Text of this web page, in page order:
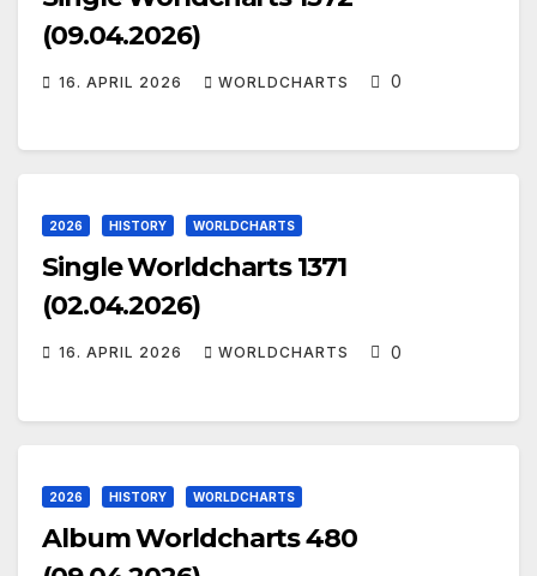
(09.04.2026)
16. APRIL 2026 WORLDCHARTS 0
2026 HISTORY WORLDCHARTS
Single Worldcharts 1371
(02.04.2026)
16. APRIL 2026 WORLDCHARTS 0
2026 HISTORY WORLDCHARTS
Album Worldcharts 480